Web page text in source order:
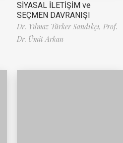
SİYASAL İLETİŞİM ve
SEÇMEN DAVRANIŞI
Dr. Yılmaz Türker Sandıkçı, Prof.
Dr. Ümit Arkan